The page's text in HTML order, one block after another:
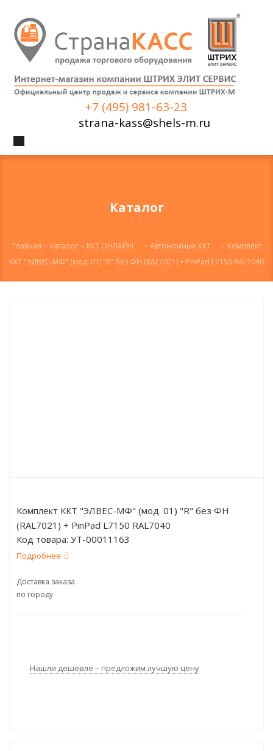
+7 (495) 981-63-23
strana-kass@shels-m.ru
Каталог
Главная - Каталог - ККТ ОНЛАЙН - Автономные ККТ - Комплект
ККТ "ЭЛВЕС-МФ" (мод. 01) "R" без ФН (RAL7021) + PinPad L7150 RAL7040
Комплект ККТ "ЭЛВЕС-МФ" (мод. 01) "R" без ФН
(RAL7021) + PinPad L7150 RAL7040
Код товара: УТ-00011163
Подробнее
Доставка заказа
по городу
Нашли дешевле – предложим лучшую цену